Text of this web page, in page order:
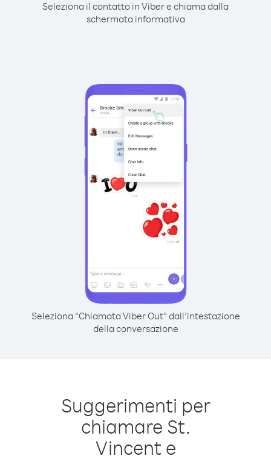
Seleziona il contatto in Viber e chiama dalla
schermata informativa
Seleziona “Chiamata Viber Out” dall’intestazione
della conversazione
Suggerimenti per
chiamare St.
Vincent e